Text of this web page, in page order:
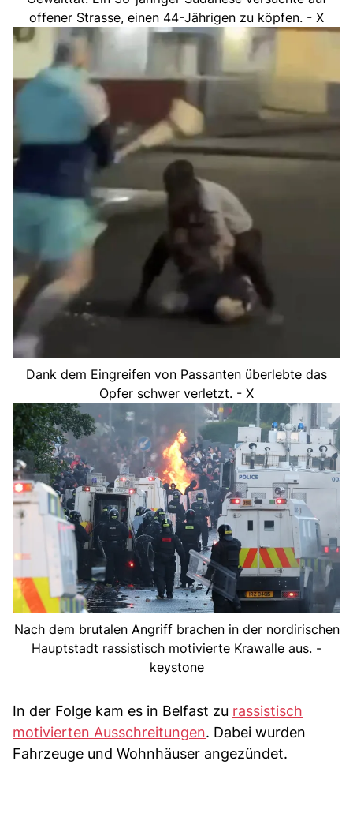
offener Strasse, einen 44-Jährigen zu köpfen. - X
Dank dem Eingreifen von Passanten überlebte das
Opfer schwer verletzt. - X
Nach dem brutalen Angriff brachen in der nordirischen
Hauptstadt rassistisch motivierte Krawalle aus. -
keystone
In der Folge kam es in Belfast zu rassistisch
motivierten Ausschreitungen. Dabei wurden
Fahrzeuge und Wohnhäuser angezündet.